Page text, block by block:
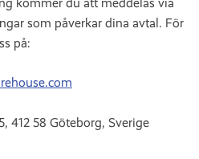
kommer du att meddelas via
som påverkar dina avtal. För
på:
412 58 Göteborg, Sverige